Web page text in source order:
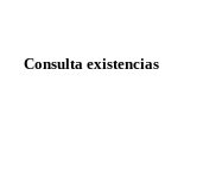
Consulta existencias